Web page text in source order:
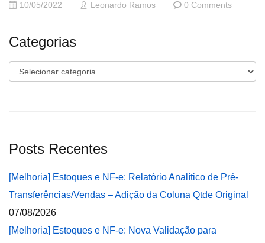
10/05/2022 Leonardo Ramos 0 Comments
Categorias
Categorias
Posts Recentes
[Melhoria] Estoques e NF-e: Relatório Analítico de Pré-
Transferências/Vendas – Adição da Coluna Qtde Original
07/08/2026
[Melhoria] Estoques e NF-e: Nova Validação para